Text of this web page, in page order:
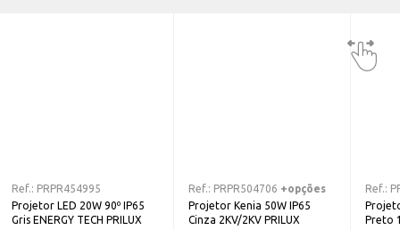
Ref.: PRPR454995
Projetor LED 20W 90º IP65
Gris ENERGY TECH PRILUX
Ref.: PRPR504706 +opções
Projetor Kenia 50W IP65
Cinza 2KV/2KV PRILUX
Ref.:
Preto